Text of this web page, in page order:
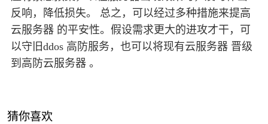
反响，降低损失。 总之，可以经过多种措施来提高
云服务器 的平安性。假设需求更大的进攻才干，可
以守旧ddos 高防服务，也可以将现有云服务器 晋级
到高防云服务器 。
猜你喜欢